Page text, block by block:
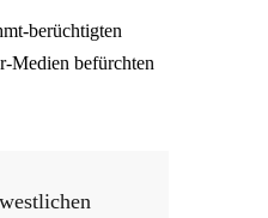
berüchtigten
Medien befürchten